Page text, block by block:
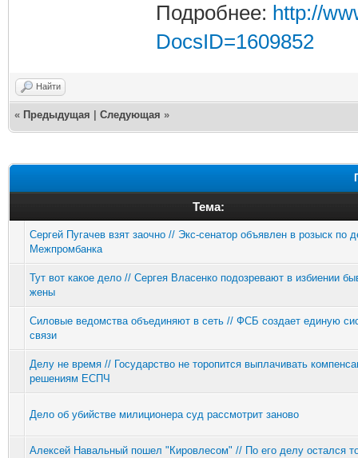
Подробнее: http://
DocsID=1609852
Найти
« Предыдущая Следующая »
Тема:
Сергей Пугачев взят заочно // Экс-сенатор объявлен в розыск по
Межпромбанка
Тут вот какое дело // Сергея Власенко подозревают в избиении
жены
Силовые ведомства объединяют в сеть // ФСБ создает единую
связи
Делу не время // Государство не торопится выплачивать
решениям ЕСПЧ
Дело об убийстве милиционера суд рассмотрит заново
Алексей Навальный пошел "Кировлесом" // По его делу остался